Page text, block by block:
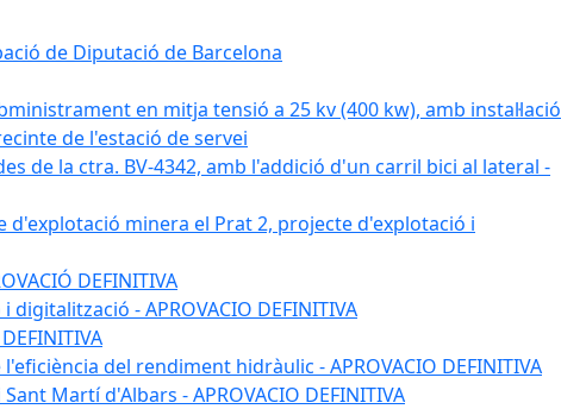
de Diputació de Barcelona
en mitja tensió a 25 kv (400 kw), amb instal·lació
de l'estació de servei
de la ctra. BV-4342, amb l'addició d'un carril bici al lateral -
d'explotació minera el Prat 2, projecte d'explotació i
DEFINITIVA
- APROVACIO DEFINITIVA
del rendiment hidràulic - APROVACIO DEFINITIVA
Martí d'Albars - APROVACIO DEFINITIVA